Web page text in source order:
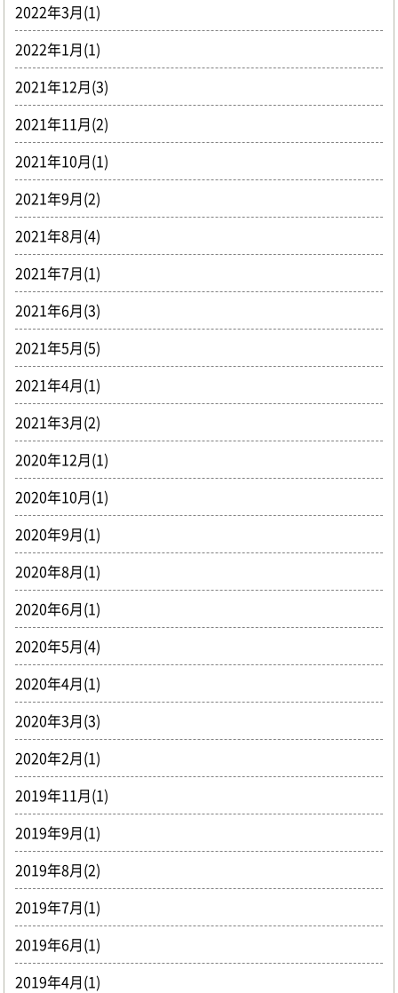
2022年3月(1)
2022年1月(1)
2021年12月(3)
2021年11月(2)
2021年10月(1)
2021年9月(2)
2021年8月(4)
2021年7月(1)
2021年6月(3)
2021年5月(5)
2021年4月(1)
2021年3月(2)
2020年12月(1)
2020年10月(1)
2020年9月(1)
2020年8月(1)
2020年6月(1)
2020年5月(4)
2020年4月(1)
2020年3月(3)
2020年2月(1)
2019年11月(1)
2019年9月(1)
2019年8月(2)
2019年7月(1)
2019年6月(1)
2019年4月(1)